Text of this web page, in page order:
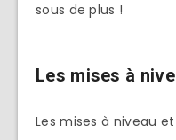
sous de plus !
Les mises à
Les mises à niveau